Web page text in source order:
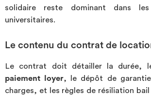
solidaire reste dominant dans
universitaires.
Le contenu du contrat de
Le contrat doit détailler la durée,
paiement loyer, le dépôt de
charges, et les règles de résiliation